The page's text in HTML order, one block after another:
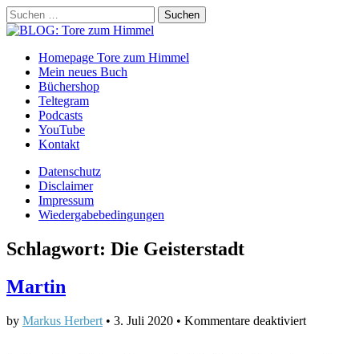
Suchen
nach:
Main
menu
Skip
content
Homepage Tore zum Himmel
Mein neues Buch
Büchershop
Teltegram
Podcasts
YouTube
Kontakt
Sub
menu
Datenschutz
Disclaimer
Impressum
Wiedergabebedingungen
Schlagwort: Die Geisterstadt
Martin
by Markus Herbert • 3. Juli 2020 • Kommentare deaktiviertfür